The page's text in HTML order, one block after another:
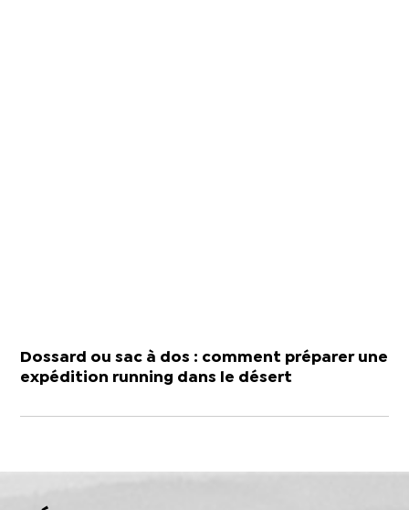
Dossard ou sac à dos : comment préparer une
expédition running dans le désert